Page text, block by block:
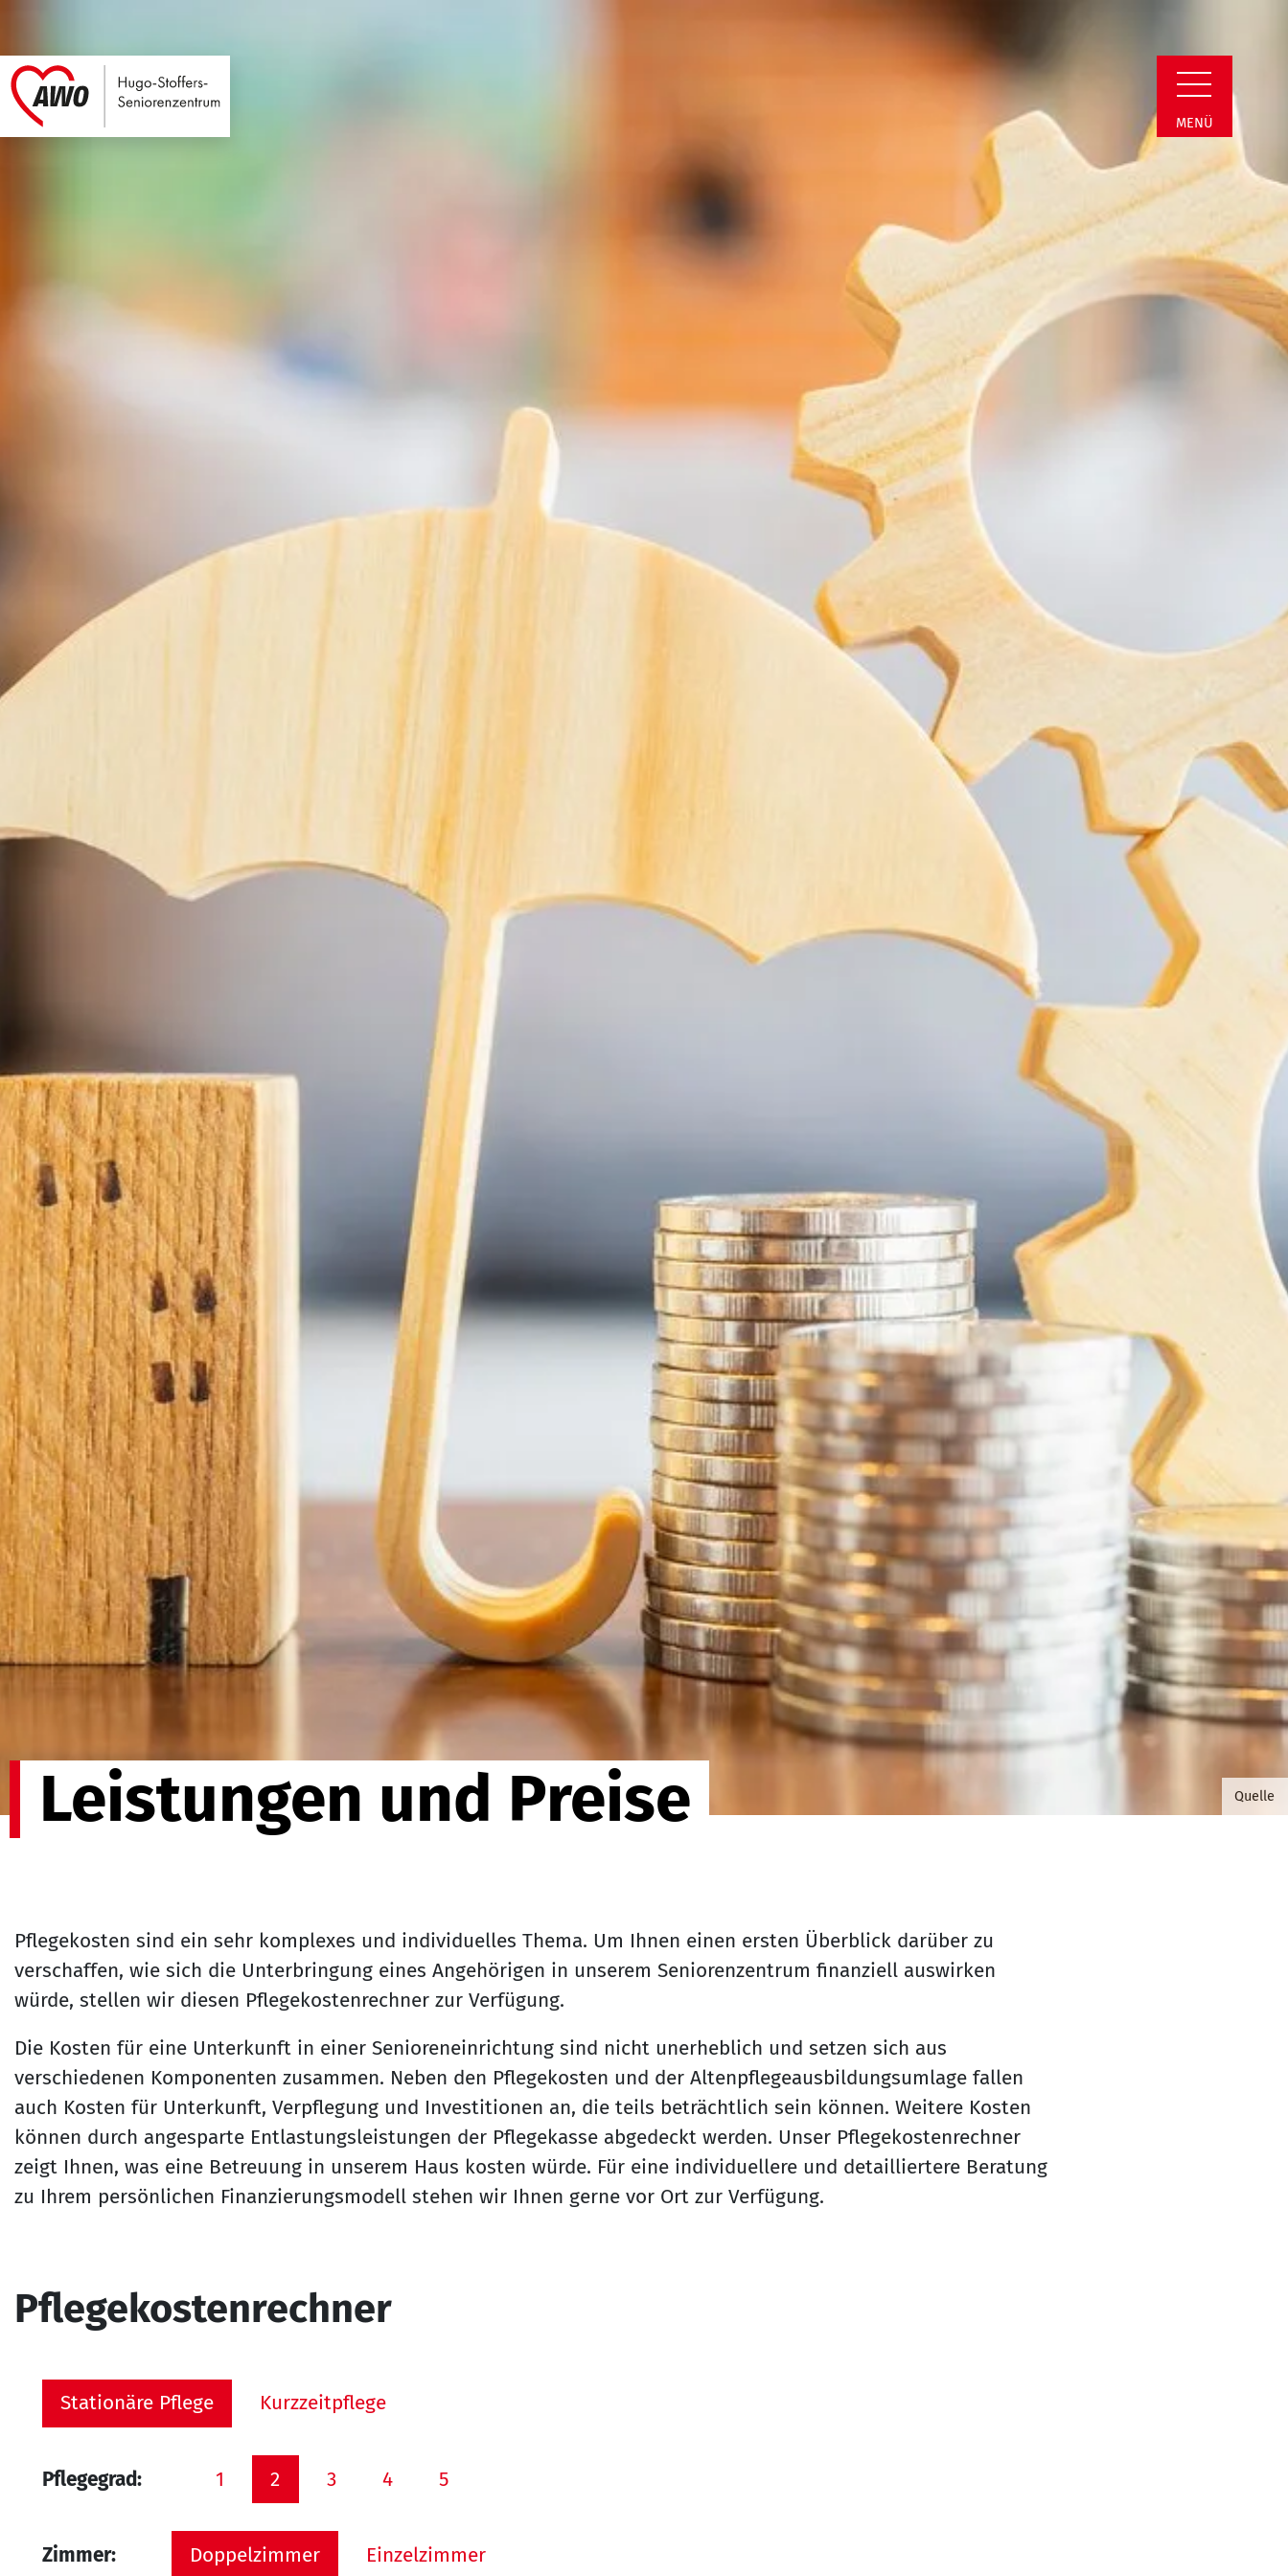
Hugo-Stoffers-Seniorenzentrum | Leistungen und Preise
MENÜ
Quelle
Leistungen und Preise
Pflegekosten sind ein sehr komplexes und individuelles Thema. Um Ihnen einen ersten Überblick darüber zu
verschaffen, wie sich die Unterbringung eines Angehörigen in unserem Seniorenzentrum finanziell auswirken
würde, stellen wir diesen Pflegekostenrechner zur Verfügung.
Die Kosten für eine Unterkunft in einer Senioreneinrichtung sind nicht unerheblich und setzen sich aus
verschiedenen Komponenten zusammen. Neben den Pflegekosten und der Altenpflegeausbildungsumlage fallen
auch Kosten für Unterkunft, Verpflegung und Investitionen an, die teils beträchtlich sein können. Weitere Kosten
können durch angesparte Entlastungsleistungen der Pflegekasse abgedeckt werden. Unser Pflegekostenrechner
zeigt Ihnen, was eine Betreuung in unserem Haus kosten würde. Für eine individuellere und detailliertere Beratung
zu Ihrem persönlichen Finanzierungsmodell stehen wir Ihnen gerne vor Ort zur Verfügung.
Pflegekostenrechner
Stationäre Pflege Kurzzeitpflege
Pflegegrad: 1 2 3 4 5
Zimmer: Doppelzimmer Einzelzimmer